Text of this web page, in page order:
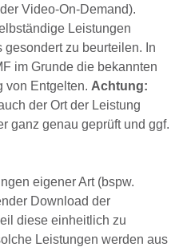
Video-On-Demand).
Leistungen
zu beurteilen. In
im Grunde die bekannten
von Entgelten. Achtung:
der Ort der Leistung
ganz genau geprüft und ggf.
eigener Art (bspw.
Download der
diese einheitlich zu
Leistungen werden aus